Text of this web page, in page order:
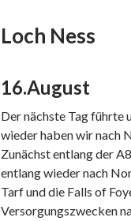
Loch Ness
16.August
Der nächste Tag führte
wieder haben wir nach
Zunächst entlang der
entlang wieder nach
Tarf und die Falls of
Versorgungszwecken